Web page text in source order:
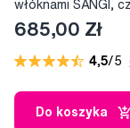
włóknami SANGI,
685,00 Zł
4,5/5
Do koszyka